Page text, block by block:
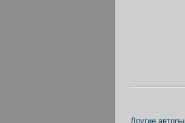
Другие авторы